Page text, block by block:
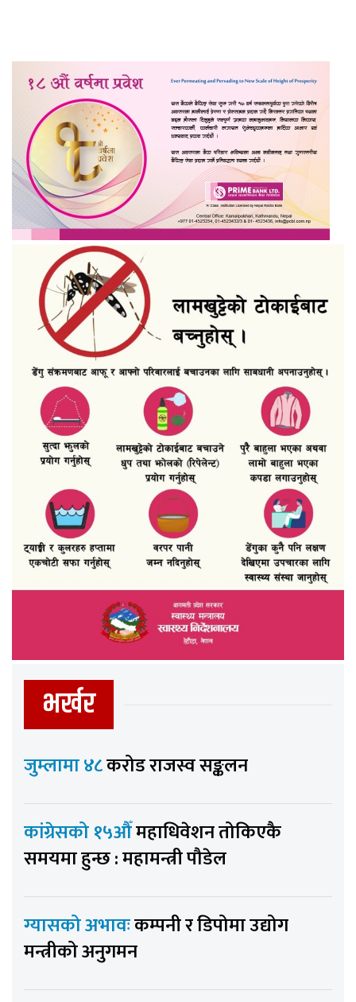
भर्खर
जुम्लामा ४८करोड राजस्व सङ्कलन
कांग्रेसको १५औँमहाधिवेशन तोकिएकै
समयमा हुन्छ : महामन्त्री पौडेल
ग्यासको अभावःकम्पनी र डिपोमा उद्योग
मन्त्रीको अनुगमन